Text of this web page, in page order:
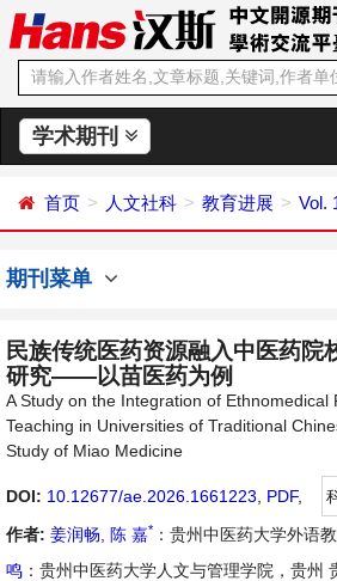
学术期刊
首页 人文社科 教育进展 Vol.
期刊菜单
民族传统医药资源融入中医药院
研究——以苗医药为例
A Study on the Integration of Ethnomedical
Teaching in Universities of Traditional
Study of Miao Medicine
DOI: 10.12677/ae.2026.1661223 PDF,
作者: 姜润畅 陈 嘉* ：贵州中医药大学外语
鸣 ：贵州中医药大学人文与管理学院，贵州